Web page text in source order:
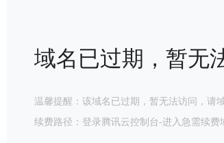
域名已过期，暂无
温馨提醒：该域名已过期，暂无法访问，请
续费路径：登录腾讯云控制台-进入急需续